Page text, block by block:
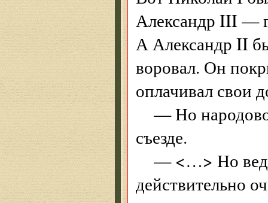
Александр III —
А Александр II
воровал. Он
оплачивал свои
— Но
съезде.
— <…> Но ведь
действительно